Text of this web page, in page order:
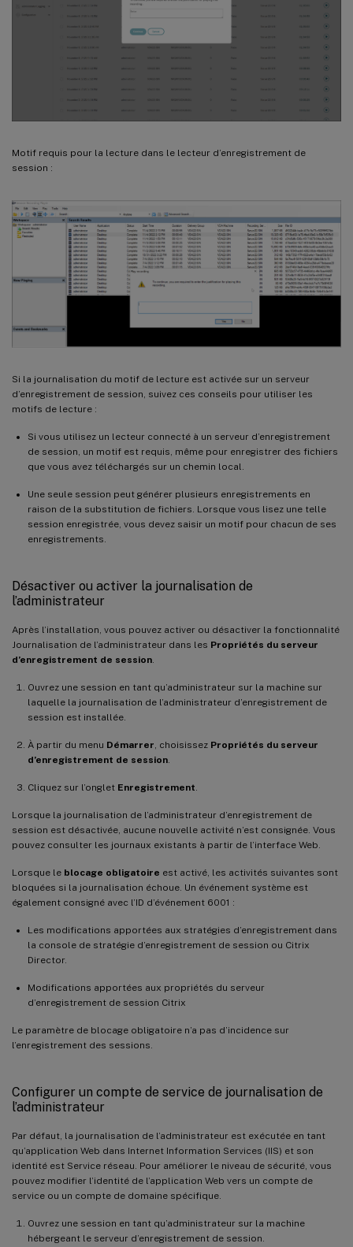
Motif requis pour la lecture dans le lecteur d’enregistrement de
session :
Si la journalisation du motif de lecture est activée sur un serveur
d’enregistrement de session, suivez ces conseils pour utiliser les
motifs de lecture :
Si vous utilisez un lecteur connecté à un serveur d’enregistrement
de session, un motif est requis, même pour enregistrer des fichiers
que vous avez téléchargés sur un chemin local.
Une seule session peut générer plusieurs enregistrements en
raison de la substitution de fichiers. Lorsque vous lisez une telle
session enregistrée, vous devez saisir un motif pour chacun de ses
enregistrements.
Désactiver ou activer la journalisation de
l’administrateur
Après l’installation, vous pouvez activer ou désactiver la fonctionnalité
Journalisation de l’administrateur dans les Propriétés du serveur
d’enregistrement de session.
Ouvrez une session en tant qu’administrateur sur la machine sur
laquelle la journalisation de l’administrateur d’enregistrement de
session est installée.
À partir du menu Démarrer, choisissez Propriétés du serveur
d’enregistrement de session.
Cliquez sur l’onglet Enregistrement.
Lorsque la journalisation de l’administrateur d’enregistrement de
session est désactivée, aucune nouvelle activité n’est consignée. Vous
pouvez consulter les journaux existants à partir de l’interface Web.
Lorsque le blocage obligatoire est activé, les activités suivantes sont
bloquées si la journalisation échoue. Un événement système est
également consigné avec l’ID d’événement 6001 :
Les modifications apportées aux stratégies d’enregistrement dans
la console de stratégie d’enregistrement de session ou Citrix
Director.
Modifications apportées aux propriétés du serveur
d’enregistrement de session Citrix
Le paramètre de blocage obligatoire n’a pas d’incidence sur
l’enregistrement des sessions.
Configurer un compte de service de journalisation de
l’administrateur
Par défaut, la journalisation de l’administrateur est exécutée en tant
qu’application Web dans Internet Information Services (IIS) et son
identité est Service réseau. Pour améliorer le niveau de sécurité, vous
pouvez modifier l’identité de l’application Web vers un compte de
service ou un compte de domaine spécifique.
Ouvrez une session en tant qu’administrateur sur la machine
hébergeant le serveur d’enregistrement de session.